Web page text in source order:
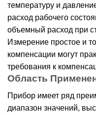
температуру и
расход рабочего
объемный расход при
Измерение простое и
компенсации могут
требования к
Область
Прибор имеет ряд
диапазон значений,